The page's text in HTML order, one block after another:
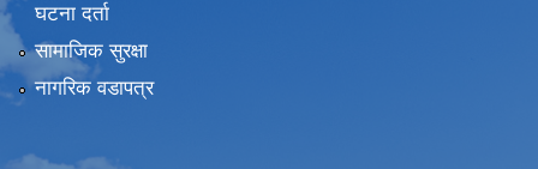
घटना दर्ता
सामाजिक सुरक्षा
नागरिक वडापत्र